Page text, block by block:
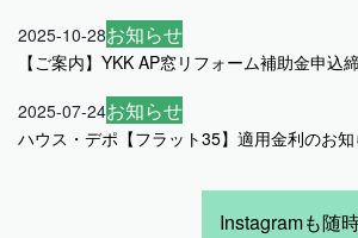
2025-10-28お知らせ
【ご案内】YKK AP窓リフォーム補助金申込
2025-07-24お知らせ
ハウス・デポ【フラット35】適用金利のお
Instagramも随